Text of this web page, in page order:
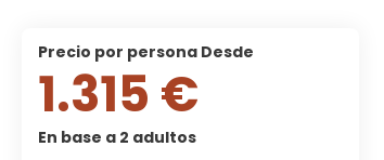
precio por persona Desde
1.315 €
En base a 2 adultos